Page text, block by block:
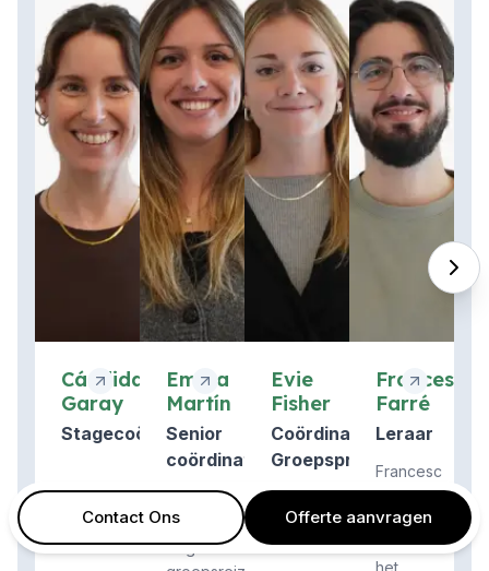
Cándida
Garay
Stagecoördinator
Emma
Martín
Senior
coördinator
groepsprogramma
Emma
begeleidt
Evie
Fisher
Coördinator
Groepsprogramma
Francesc
Farré
Leraar
Francesc
is
voor
het
Contact Ons Offerte aanvragen